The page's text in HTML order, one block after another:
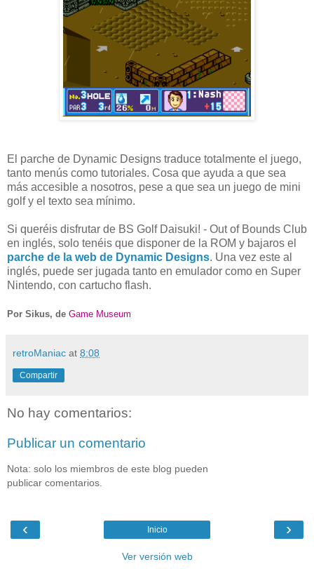
El parche de Dynamic Designs traduce totalmente el juego,
tanto menús como tutoriales. Cosa que ayuda a que sea
más accesible a nosotros, pese a que sea un juego de mini
golf y el texto sea mínimo.
Si queréis disfrutar de BS Golf Daisuki! - Out of Bounds Club
en inglés, solo tenéis que disponer de la ROM y bajaros el
parche de la web de Dynamic Designs. Una vez este al
inglés, puede ser jugada tanto en emulador como en Super
Nintendo, con cartucho flash.
Por Sikus, de Game Museum
retroManiac at 8:08
Compartir
No hay comentarios:
Publicar un comentario
Nota: solo los miembros de este blog pueden
publicar comentarios.
‹ ›
Inicio
Ver versión web